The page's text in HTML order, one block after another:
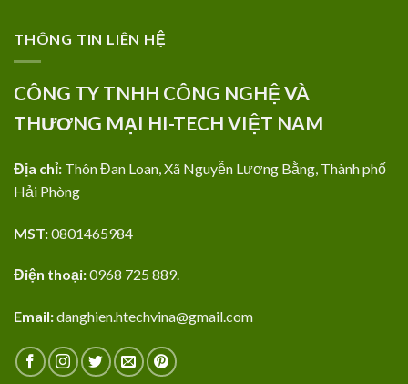
THÔNG TIN LIÊN HỆ
CÔNG TY TNHH CÔNG NGHỆ VÀ
THƯƠNG MẠI HI-TECH VIỆT NAM
Địa chỉ: Thôn Đan Loan, Xã Nguyễn Lương Bằng, Thành phố
Hải Phòng
MST:0801465984
Điện thoại:0968 725 889.
Email:danghien.htechvina@gmail.com